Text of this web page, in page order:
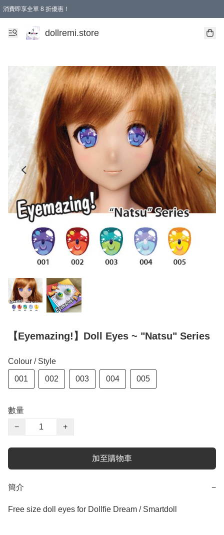
消費即享全單 8 折優惠！
購物滿 HKD 1500.00即享免運費優惠！（適用於 本地送貨、本地取貨、國際送貨 )
dollremi.store
【Eyemazing!】Doll Eyes ~ "Natsu" Series
Colour / Style
001 002 003 004 005
數量
−
+
加至購物車
簡介 −
Free size doll eyes for Dollfie Dream / Smartdoll